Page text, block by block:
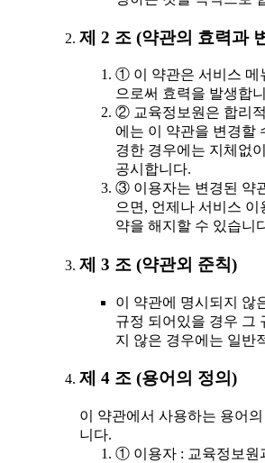
제 2 조 (약관의 효력과
① 이 약관은 서비스 메
으로써 효력을 발생합
② 교육정보원은 합리
에는 이 약관을 변경할
경한 경우에는 지체없
공시합니다.
③ 이용자는 변경된 약
으면, 언제나 서비스 이
약을 해지할 수 있습니
제 3 조 (약관외 준칙)
이 약관에 명시되지 않
규정 되어있을 경우 그
지 않은 경우에는 일반
제 4 조 (용어의 정의)
이 약관에서 사용하는 용어
니다.
① 이용자 : 교육정보원